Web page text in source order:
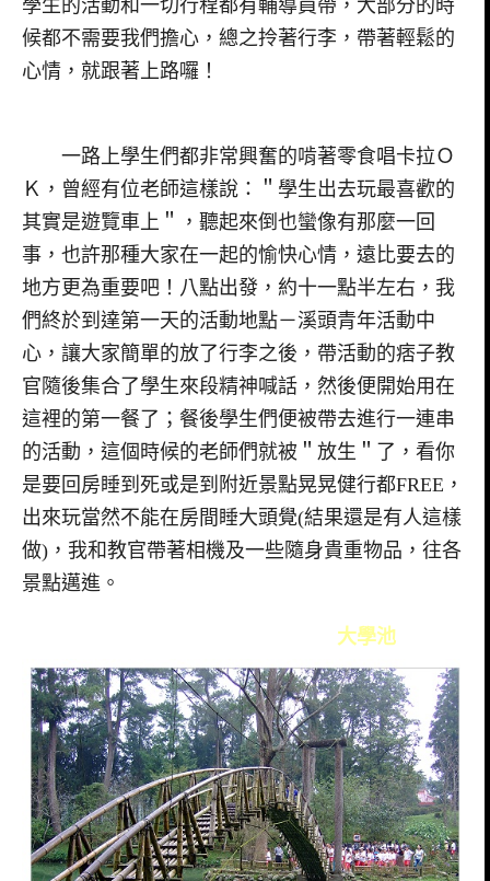
學生的活動和一切行程都有輔導員帶，大部分的時
候都不需要我們擔心，總之拎著行李，帶著輕鬆的
心情，就跟著上路囉！
一路上學生們都非常興奮的啃著零食唱卡拉Ｏ
Ｋ，曾經有位老師這樣說：＂學生出去玩最喜歡的
其實是遊覽車上＂，聽起來倒也蠻像有那麼一回
事，也許那種大家在一起的愉快心情，遠比要去的
地方更為重要吧！八點出發，約十一點半左右，我
們終於到達第一天的活動地點－溪頭青年活動中
心，讓大家簡單的放了行李之後，帶活動的痞子教
官隨後集合了學生來段精神喊話，然後便開始用在
這裡的第一餐了；餐後學生們便被帶去進行一連串
的活動，這個時候的老師們就被＂放生＂了，看你
是要回房睡到死或是到附近景點晃晃健行都FREE，
出來玩當然不能在房間睡大頭覺(結果還是有人這樣
做)，我和教官帶著相機及一些隨身貴重物品，往各
景點邁進。
大學池